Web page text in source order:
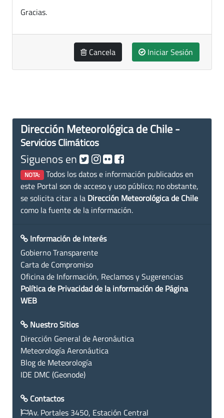
Gracias.
Cancela Iniciar Sesión
Dirección Meteorológica de Chile -
Servicios Climáticos
Siguenos en
NOTA: Todos los datos e información publicados en
este Portal son de acceso y uso público; no obstante,
se solicita citar a la Dirección Meteorológica de Chile
como la fuente de la información.
Información de Interés
Gobierno Transparente
Carta de Compromiso
Oficina de Información, Reclamos y Sugerencias
Política de Privacidad de la información de Página
WEB
Nuestro Sitios
Dirección General de Aeronáutica
Meteorología Aeronáutica
Blog de Meteorología
IDE DMC (Geonode)
Contactos
Av. Portales 3450, Estación Central